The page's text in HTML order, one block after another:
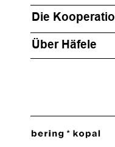
Die
Über Häfele